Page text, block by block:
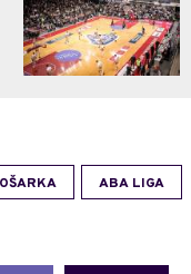
ABA LIGA